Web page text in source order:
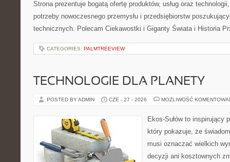
Strona prezentuje bogatą ofertę produktów, usług oraz
potrzeby nowoczesnego przemysłu i przedsiębiorstw
technicznych. Polecam Ciekawostki i Giganty Świata i Historia
CATEGORIES: PALMTREEVIEW
TECHNOLOGIE DLA PLANETY
POSTED BY ADMIN CZE - 27 - 2026 MOŻLIWOŚĆ
Ekos-Sułów to inspirujący
który pokazuje, że
musi oznaczać wielkich
decyzji ani kosztownych